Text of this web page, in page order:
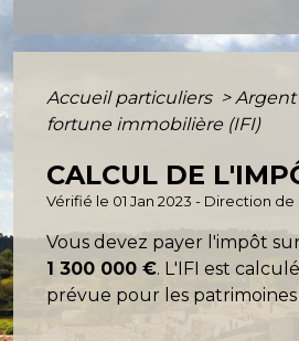
Accueil particuliers >
fortune immobilière (IFI)
CALCUL DE
Vérifié le 01 Jan 2023 - Direction
Vous devez payer l'impôt
1 300 000 €. L'IFI est
prévue pour les